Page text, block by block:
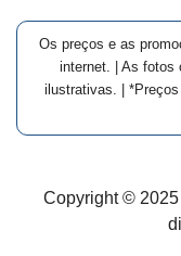
Os preços e as
internet. | As fotos
ilustrativas. |
Copyright © 2025